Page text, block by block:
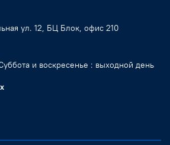
ул. 12, БЦ Блок, офис 210
и воскресенье : выходной день